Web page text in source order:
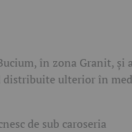
în zona Granit, și
distribuite ulterior în
de sub caroseria